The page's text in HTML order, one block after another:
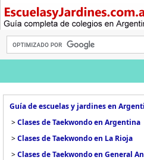
Guía de escuelas y jardines en
>Clases de Taekwondo en Argentina
>Clases de Taekwondo en La Rioja
>Clases de Taekwondo en General